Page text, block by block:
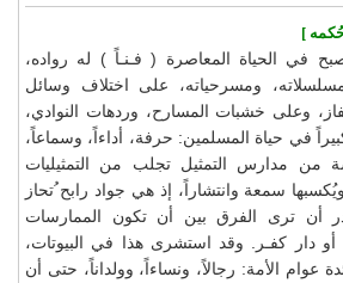
حُكمه ]
في الحياة المعاصرة ( فـنـاً ) له رواده،
ومسرحياته، على اختلاف وسائل
وعلى خشبات المسارح، وردهات النوادي،
في حياة المسلمين: حرفة، أداءاً، وسماعاً،
مدارس التمثيل تجلب من التمثيليات
سمعة وانتشاراً، إذ هي جواد رابح ُتحاز
أن ترى الفرق بين أن تكون الممارسات
دار كفـر. وقد استشرى هذا في البيوتات،
عوام الأمة: رجالاً، ونساءاً، وولداناً، حتى أن